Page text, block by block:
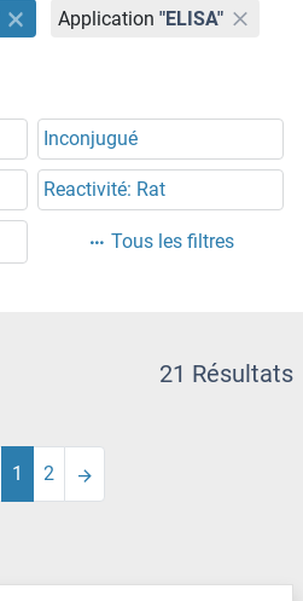
Application "ELISA"
Inconjugué
Reactivité: Rat
Tous les filtres
21 Résultats
1 2